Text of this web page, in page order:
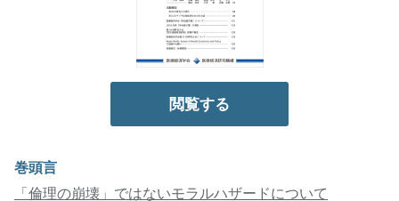
閲覧する
巻頭言
「倫理の崩壊」ではないモラルハザードについて